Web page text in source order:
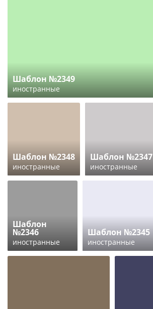
Шаблон №2349
иностранные
Шаблон №2348
иностранные
Шаблон №2347
иностранные
Шаблон
№2346
иностранные
Шаблон №2345
иностранные